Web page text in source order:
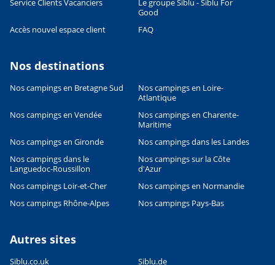
contributors, Points © 2012 LINZ
Service Clients Vacanciers
Le groupe Siblu - Siblu For
Good
Accès nouvel espace client
FAQ
Nos destinations
Nos campings en Bretagne Sud
Nos campings en Loire-
Atlantique
Nos campings en Vendée
Nos campings en Charente-
Maritime
Nos campings en Gironde
Nos campings dans les Landes
Nos campings dans le
Languedoc-Roussillon
Nos campings sur la Côte
d'Azur
Nos campings Loir-et-Cher
Nos campings en Normandie
Nos campings Rhône-Alpes
Nos campings Pays-Bas
Autres sites
Siblu.co.uk
Siblu.de